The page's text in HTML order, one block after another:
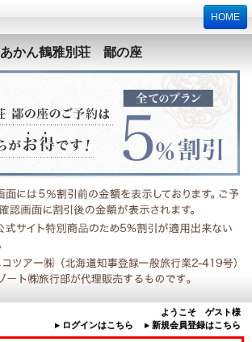
HOME
あかん鶴雅別荘 鄙の座
ようこそ ゲスト様
▸ ログインはこちら
▸ 新規会員登録はこちら